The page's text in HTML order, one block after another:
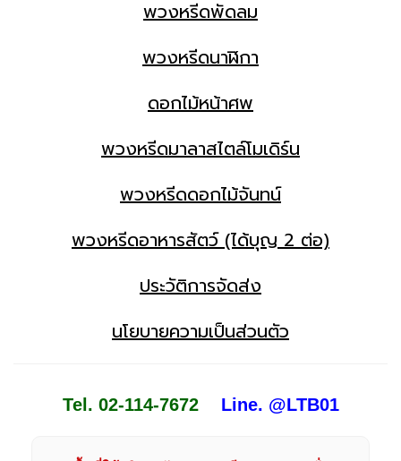
พวงหรีดพัดลม
พวงหรีดนาฬิกา
ดอกไม้หน้าศพ
พวงหรีดมาลาสไตล์โมเดิร์น
พวงหรีดดอกไม้จันทน์
พวงหรีดอาหารสัตว์ (ได้บุญ 2 ต่อ)
ประวัติการจัดส่ง
นโยบายความเป็นส่วนตัว
Tel. 02-114-7672 Line. @LTB01